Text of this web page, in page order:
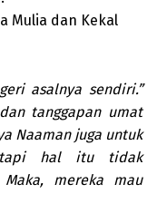
Mulia dan Kekal
asalnya sendiri.”
tanggapan umat
Naaman juga untuk
hal itu tidak
mereka mau